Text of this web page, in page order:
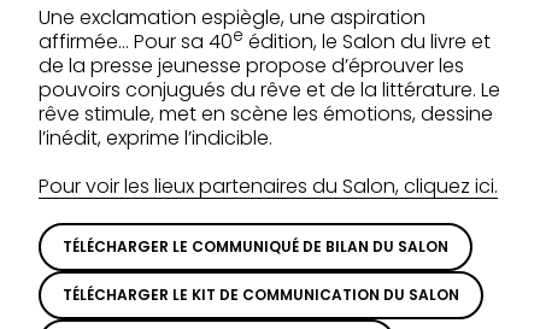
Une exclamation espiègle, une aspiration
affirmée… Pour sa 40e édition, le Salon du livre et
de la presse jeunesse propose d’éprouver les
pouvoirs conjugués du rêve et de la littérature. Le
rêve stimule, met en scène les émotions, dessine
l’inédit, exprime l’indicible.
Pour voir les lieux partenaires du Salon, cliquez ici.
TÉLÉCHARGER LE COMMUNIQUÉ DE BILAN DU SALON
TÉLÉCHARGER LE KIT DE COMMUNICATION DU SALON